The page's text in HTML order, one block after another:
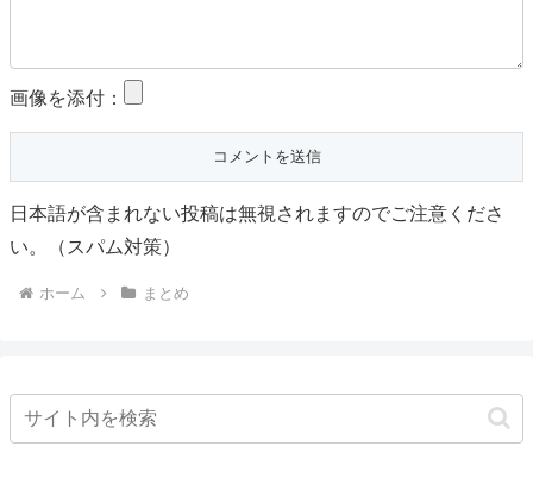
画像を添付：
日本語が含まれない投稿は無視されますのでご注意くださ
い。（スパム対策）
ホーム まとめ